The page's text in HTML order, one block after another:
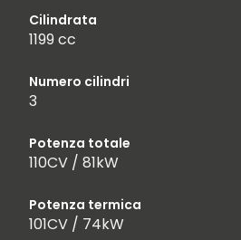
Cilindrata
1199 cc
Numero cilindri
3
Potenza totale
110CV / 81kW
Potenza termica
101CV / 74kW